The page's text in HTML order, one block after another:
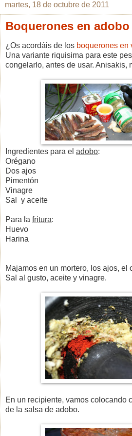
martes, 18 de octubre de 2011
Boquerones en adobo
¿Os acordáis de los boquerones en
Una variante riquisima para este
congelarlo, antes de usar. Anisakis,
Ingredientes para el adobo:
Orégano
Dos ajos
Pimentón
Vinagre
Sal y aceite
Para la fritura:
Huevo
Harina
Majamos en un mortero, los ajos, el
Sal al gusto, aceite y vinagre.
En un recipiente, vamos colocando
de la salsa de adobo.